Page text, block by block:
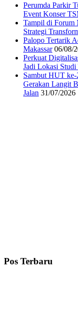
Perumda Parkir
Event Konser
Tampil di
Strategi
Palopo Tertarik
Makassar 06/08/
Perkuat
Jadi Lokasi
Sambut HUT
Gerakan Langit
Jalan 31/07/2026
Pos Terbaru